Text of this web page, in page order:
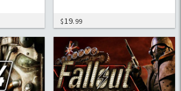
$19.99